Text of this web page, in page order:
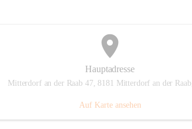
Hauptadresse
Mitterdorf an der Raab 47, 8181 Mitterdorf an der
Auf Karte ansehen